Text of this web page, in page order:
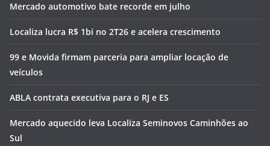
Mercado automotivo bate recorde em julho
Localiza lucra R$ 1bi no 2T26 e acelera crescimento
99 e Movida firmam parceria para ampliar locação de
veículos
ABLA contrata executiva para o RJ e ES
Mercado aquecido leva Localiza Seminovos Caminhões ao
Sul